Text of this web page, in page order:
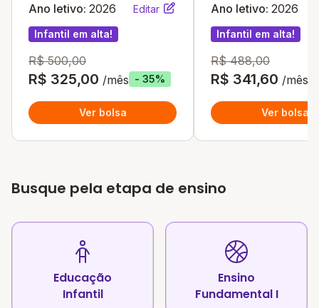
Ano letivo: 2026 Editar
Infantil em alta!
R$ 500,00
R$ 325,00 /mês - 35%
Ver bolsa
Ano letivo: 2026
Infantil em alta!
R$ 488,00
R$ 341,60 /mês
Ver bolsa
Busque pela etapa de ensino
Educação
Infantil
Ensino
Fundamental I